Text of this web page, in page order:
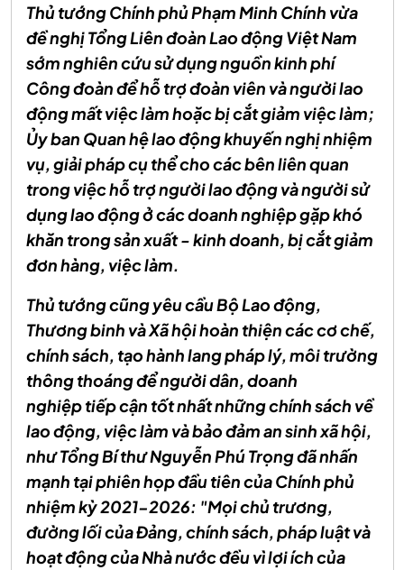
Thủ tướng Chính phủ Phạm Minh Chính vừa
đề nghị Tổng Liên đoàn Lao động Việt Nam
sớm nghiên cứu sử dụng nguồn kinh phí
Công đoàn để hỗ trợ đoàn viên và người lao
động mất việc làm hoặc bị cắt giảm việc làm;
Ủy ban Quan hệ lao động khuyến nghị nhiệm
vụ, giải pháp cụ thể cho các bên liên quan
trong việc hỗ trợ người lao động và người sử
dụng lao động ở các doanh nghiệp gặp khó
khăn trong sản xuất - kinh doanh, bị cắt giảm
đơn hàng, việc làm.
Thủ tướng cũng yêu cầu Bộ Lao động,
Thương binh và Xã hội hoàn thiện các cơ chế,
chính sách, tạo hành lang pháp lý, môi trường
thông thoáng để người dân, doanh
nghiệp tiếp cận tốt nhất những chính sách về
lao động, việc làm và bảo đảm an sinh xã hội,
như Tổng Bí thư Nguyễn Phú Trọng đã nhấn
mạnh tại phiên họp đầu tiên của Chính phủ
nhiệm kỳ 2021-2026: "Mọi chủ trương,
đường lối của Đảng, chính sách, pháp luật và
hoạt động của Nhà nước đều vì lợi ích của